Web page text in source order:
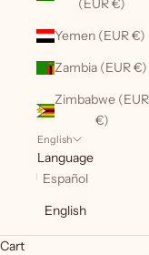
(EUR €)
Yemen (EUR €)
Zambia (EUR €)
Zimbabwe (EUR
€)
English
Language
Español
English
Cart